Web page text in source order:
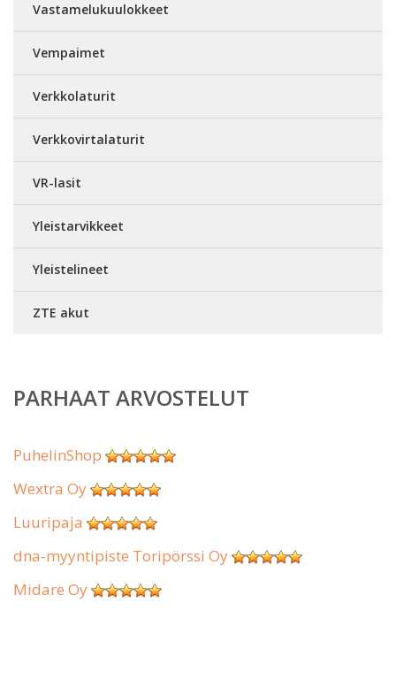
Vastamelukuulokkeet
Vempaimet
Verkkolaturit
Verkkovirtalaturit
VR-lasit
Yleistarvikkeet
Yleistelineet
ZTE akut
PARHAAT ARVOSTELUT
PuhelinShop
Wextra Oy
Luuripaja
dna-myyntipiste Toripörssi Oy
Midare Oy